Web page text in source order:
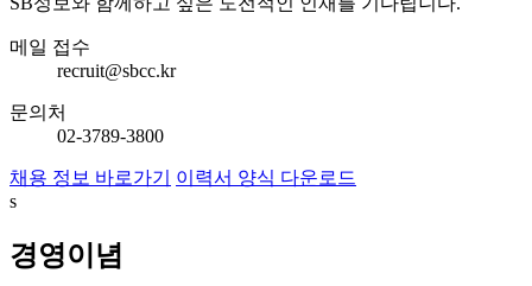
메일 접수
recruit@sbcc.kr
문의처
02-3789-3800
채용 정보 바로가기
이력서 양식 다운로드
s
경영이념